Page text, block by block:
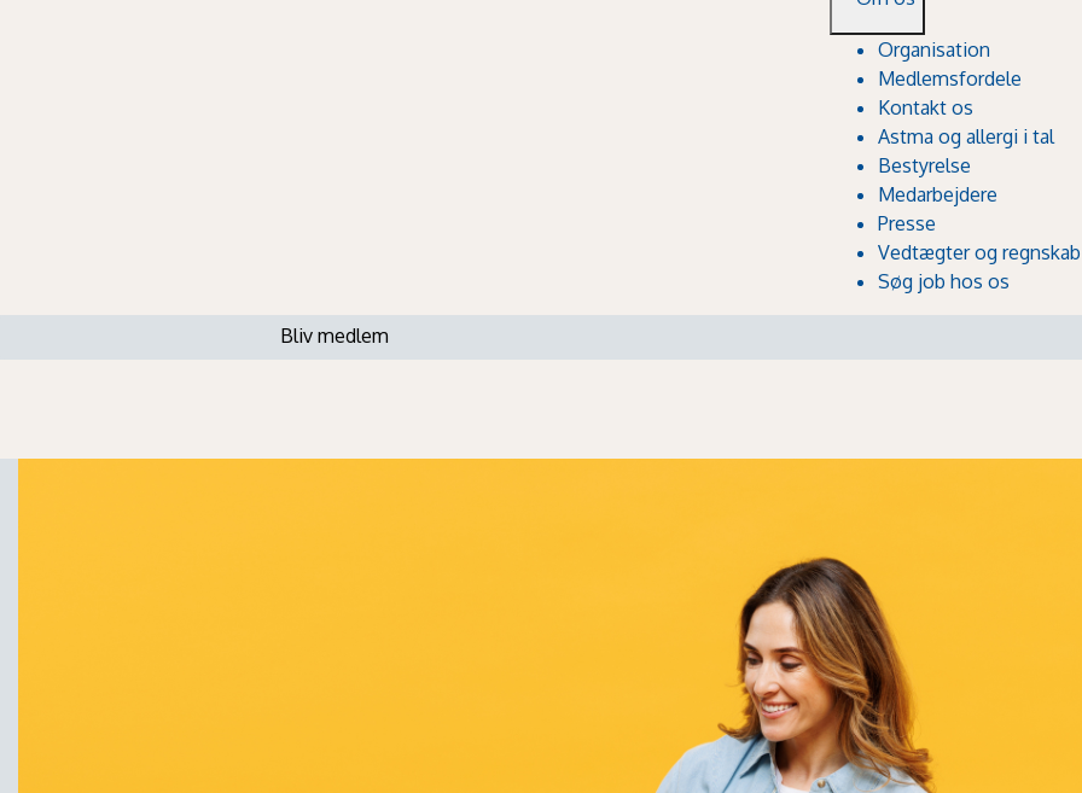
Organisation
Medlemsfordele
Kontakt os
Astma og allergi i tal
Bestyrelse
Medarbejdere
Presse
Vedtægter og regnskab
Søg job hos os
Bliv medlem